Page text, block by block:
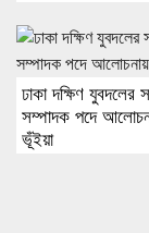
ঢাকা দক্ষিণ যুবদলের
সম্পাদক পদে
ভূঁইয়া